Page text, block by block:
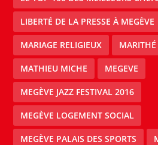
LIBERTÉ DE LA PRESSE À MEGÈVE
MARIAGE RELIGIEUX MARITHÉ
MATHIEU MICHE MEGEVE
MEGÈVE JAZZ FESTIVAL 2016
MEGÈVE LOGEMENT SOCIAL
MEGÈVE PALAIS DES SPORTS